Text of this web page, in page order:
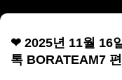
❤ 2025년 11월 16
톡 BORATEAM7